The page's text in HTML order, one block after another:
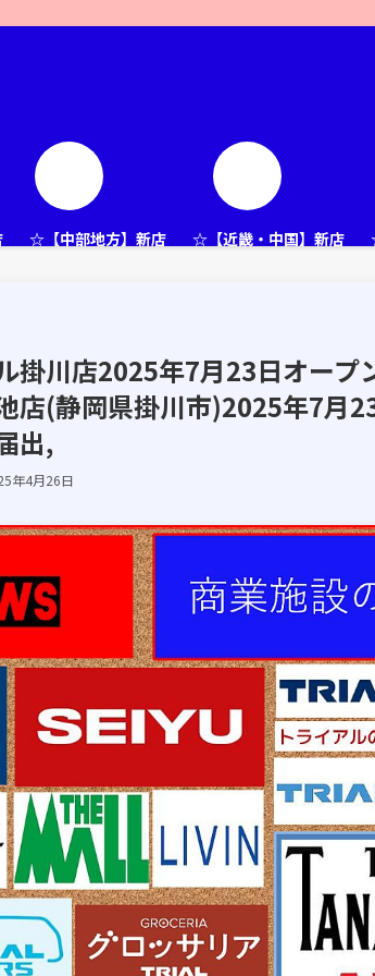
☆【中部地方】新店 ☆【近畿・中国】新店
掛川店2025年7月23日オー
店(静岡県掛川市)2025年7月
出,
年4月26日